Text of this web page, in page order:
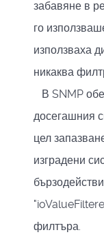
забавяне в
го
използваха
никаква
В SNMP
досегашния
цел
изградени
филтъра.